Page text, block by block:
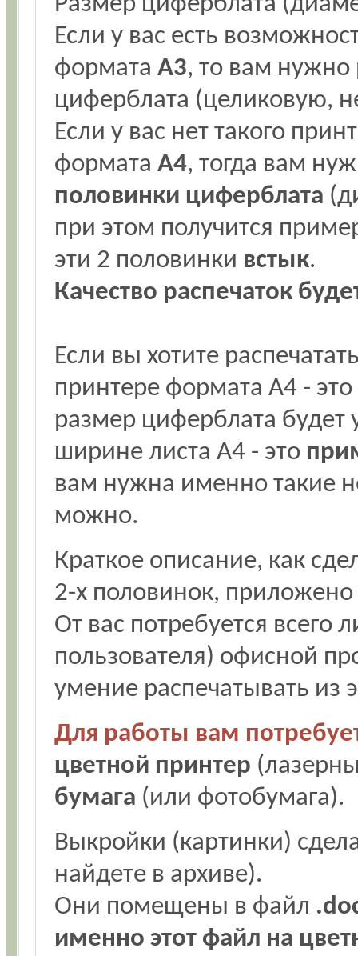
Если у вас есть
формата А3, то вам нужно
циферблата (целиковую,
Если у вас нет такого
формата А4, тогда вам
половинки циферблата
при этом получится
эти 2 половинки встык.
Качество распечаток
Если вы хотите
принтере формата А4 -
размер циферблата
ширине листа А4 - это
вам нужна именно такие
можно.
Краткое описание, как
2-х половинок, приложено
От вас потребуется всего
пользователя) офисной
умение распечатывать из
Для работы вам
цветной принтер
бумага (или фотобумага).
Выкройки (картинки)
найдете в архиве).
Они помещены в файл
именно этот файл на